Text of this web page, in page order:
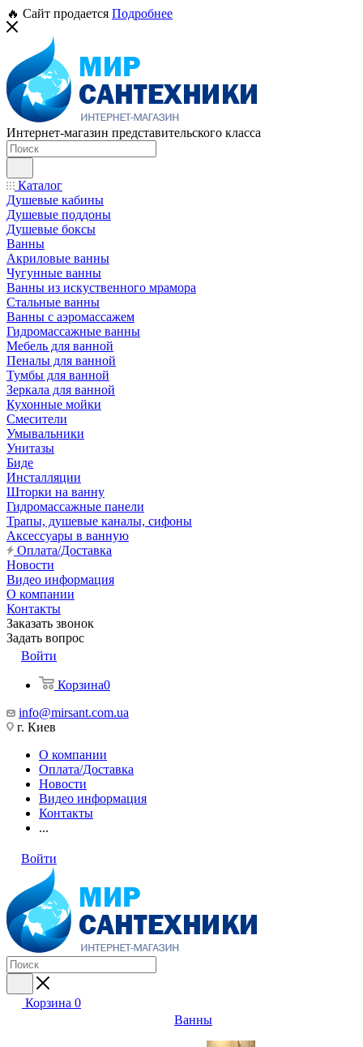
🔥 Сайт продается Подробнее
Интернет-магазин представительского класса
Каталог
Душевые кабины
Душевые поддоны
Душевые боксы
Ванны
Акриловые ванны
Чугунные ванны
Ванны из искуственного мрамора
Стальные ванны
Ванны с аэромассажем
Гидромассажные ванны
Мебель для ванной
Пеналы для ванной
Тумбы для ванной
Зеркала для ванной
Кухонные мойки
Смесители
Умывальники
Унитазы
Биде
Инсталляции
Шторки на ванну
Гидромассажные панели
Трапы, душевые каналы, сифоны
Аксессуары в ванную
Оплата/Доставка
Новости
Видео информация
О компании
Контакты
Заказать звонок
Задать вопрос
Войти
Корзина0
info@mirsant.com.ua
г. Киев
О компании
Оплата/Доставка
Новости
Видео информация
Контакты
...
Войти
Корзина 0
Ванны